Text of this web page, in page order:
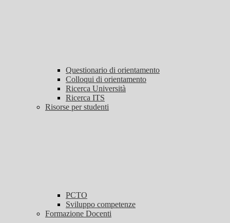
Questionario di orientamento
Colloqui di orientamento
Ricerca Università
Ricerca ITS
Risorse per studenti
PCTO
Sviluppo competenze
Formazione Docenti